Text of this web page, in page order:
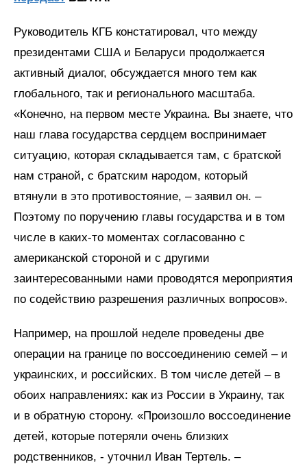
Руководитель КГБ констатировал, что между
президентами США и Беларуси продолжается
активный диалог, обсуждается много тем как
глобального, так и регионального масштаба.
«Конечно, на первом месте Украина. Вы знаете, что
наш глава государства сердцем воспринимает
ситуацию, которая складывается там, с братской
нам страной, с братским народом, который
втянули в это противостояние, – заявил он. –
Поэтому по поручению главы государства и в том
числе в каких-то моментах согласованно с
американской стороной и с другими
заинтересованными нами проводятся мероприятия
по содействию разрешения различных вопросов».
Например, на прошлой неделе проведены две
операции на границе по воссоединению семей – и
украинских, и российских. В том числе детей – в
обоих направлениях: как из России в Украину, так
и в обратную сторону. «Произошло воссоединение
детей, которые потеряли очень близких
родственников, - уточнил Иван Тертель. –